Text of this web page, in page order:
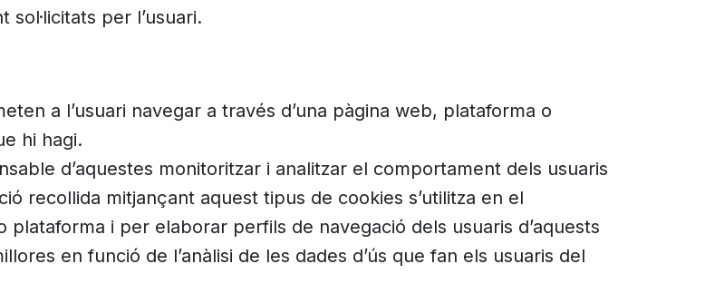
per l’usuari.
a l’usuari navegar a través d’una pàgina web, plataforma o
hi hagi.
d’aquestes monitoritzar i analitzar el comportament dels usuaris
recollida mitjançant aquest tipus de cookies s’utilitza en el
i per elaborar perfils de navegació dels usuaris d’aquests
en funció de l’anàlisi de les dades d’ús que fan els usuaris del